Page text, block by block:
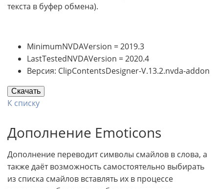
текста в буфер обмена).
MinimumNVDAVersion = 2019.3
LastTestedNVDAVersion = 2020.4
Версия: ClipContentsDesigner-V.13.2.nvda-addon
Скачать
К списку
Дополнение Emoticons
Дополнение переводит символы смайлов в слова, а
также даёт возможность самостоятельно выбирать
из списка смайлов вставлять их в процессе